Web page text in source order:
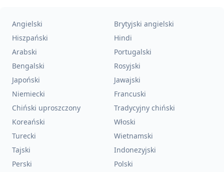
Angielski
Brytyjski angielski
Hiszpański
Hindi
Arabski
Portugalski
Bengalski
Rosyjski
Japoński
Jawajski
Niemiecki
Francuski
Chiński uproszczony
Tradycyjny chiński
Koreański
Włoski
Turecki
Wietnamski
Tajski
Indonezyjski
Perski
Polski